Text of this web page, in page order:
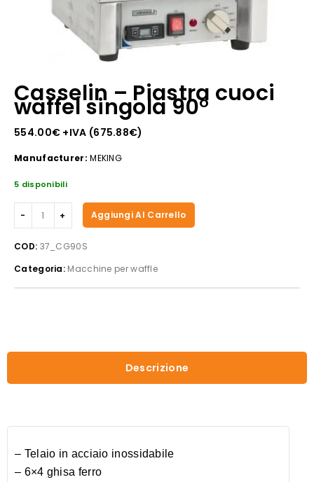
Casselin – Piastra cuoci
waffel singola 90°
554.00€ +IVA (675.88€)
Manufacturer: MEKING
5 disponibili
Casselin
-
Piastra
waffel
singola
Aggiungi Al Carrello
COD: 37_CG90S
Categoria: Macchine per waffle
Descrizione
– Telaio in acciaio inossidabile
– 6×4 ghisa ferro